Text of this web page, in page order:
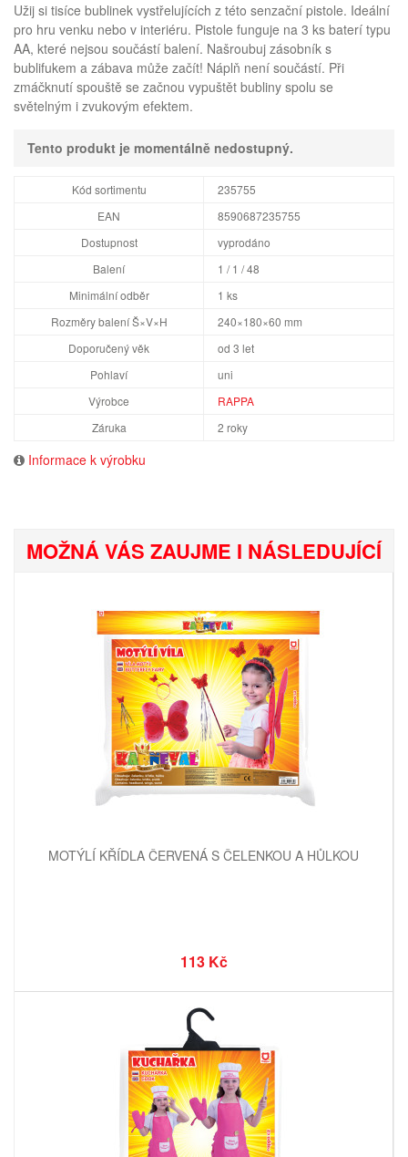
Užij si tisíce bublinek vystřelujících z této senzační pistole. Ideální
pro hru venku nebo v interiéru. Pistole funguje na 3 ks baterí typu
AA, které nejsou součástí balení. Našroubuj zásobník s
bublifukem a zábava může začít! Náplň není součástí. Při
zmáčknutí spouště se začnou vypuštět bubliny spolu se
světelným i zvukovým efektem.
Tento produkt je momentálně nedostupný.
Kód sortimentu
235755
EAN
8590687235755
Dostupnost
vyprodáno
Balení
1 / 1 / 48
Minimální odběr
1 ks
Rozměry balení Š×V×H
240×180×60 mm
Doporučený věk
od 3 let
Pohlaví
uni
Výrobce
RAPPA
Záruka
2 roky
Informace k výrobku
MOŽNÁ VÁS ZAUJME I NÁSLEDUJÍCÍ
MOTÝLÍ KŘÍDLA ČERVENÁ S ČELENKOU A HŮLKOU
113 Kč